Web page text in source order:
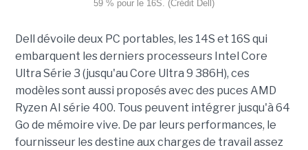
59 % pour le 16S. (Crédit Dell)
Dell dévoile deux PC portables, les 14S et 16S qui
embarquent les derniers processeurs Intel Core
Ultra Série 3 (jusqu'au Core Ultra 9 386H), ces
modèles sont aussi proposés avec des puces AMD
Ryzen AI série 400. Tous peuvent intégrer jusqu'à 64
Go de mémoire vive. De par leurs performances, le
fournisseur les destine aux charges de travail assez